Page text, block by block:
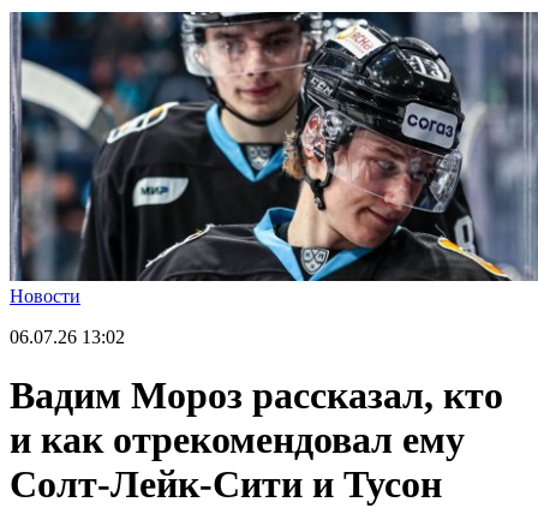
Новости
06.07.26 13:02
Вадим Мороз рассказал, кто
и как отрекомендовал ему
Солт-Лейк-Сити и Тусон